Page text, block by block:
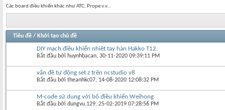
Các board điều khiển khác như ATC, Prope v.v...
Tiêu đề / Khởi tạo chủ đề
DIY mạch điều khiển nhiệt tay hàn Hakko T12.
Bắt đầu bởi huynhbacan‎, 30-11-2020 09:39:11 PM
vấn đề tự động set z trên ncstudio v8
Bắt đầu bởi theanhkc07‎, 14-08-2020 12:08:32 PM
M-code sử dụng với bộ điều khiển Weihong
Bắt đầu bởi dungvu.129‎, 25-02-2019 07:28:56 PM